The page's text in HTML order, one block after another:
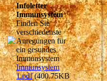
Infoletter
Immunsystem
Finden Sie
verschiedenste
Anregungen für
ein gesundes
Immunsystem
Immunsystem
1.pdf(400.75KB)